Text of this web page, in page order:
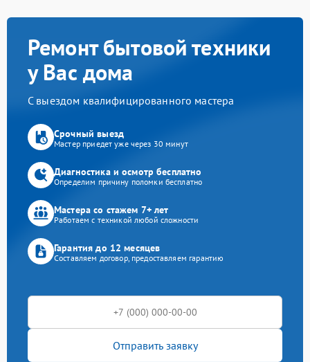
Ремонт бытовой техники
у Вас дома
С выездом квалифицированного мастера
Срочный выезд
Мастер приедет уже через 30 минут
Диагностика и осмотр бесплатно
Определим причину поломки бесплатно
Мастера со стажем 7+ лет
Работаем с техникой любой сложности
Гарантия до 12 месяцев
Составляем договор, предоставляем гарантию
Отправить заявку